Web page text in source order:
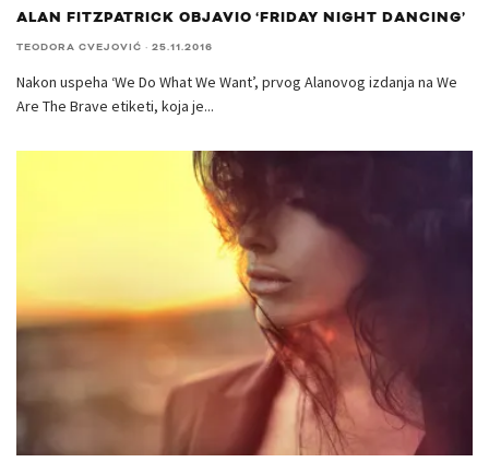
ALAN FITZPATRICK OBJAVIO ‘FRIDAY NIGHT DANCING’
TEODORA CVEJOVIĆ · 25.11.2016
Nakon uspeha ‘We Do What We Want’, prvog Alanovog izdanja na We
Are The Brave etiketi, koja je...